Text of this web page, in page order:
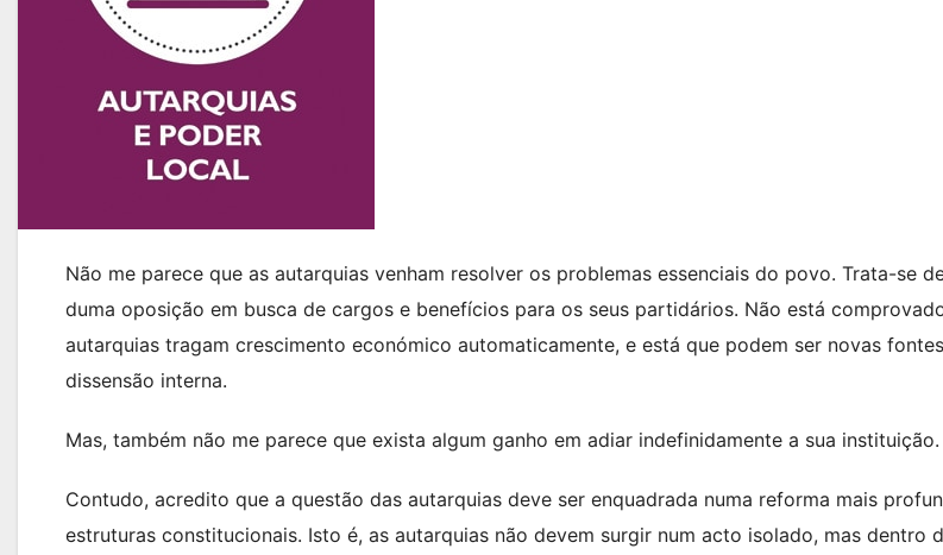
Não me parece que as autarquias venham resolver os problemas essenciais do povo. Trata-se
duma oposição em busca de cargos e benefícios para os seus partidários. Não está
autarquias tragam crescimento económico automaticamente, e está que podem ser novas
dissensão interna.
Mas, também não me parece que exista algum ganho em adiar indefinidamente a sua instituição.
Contudo, acredito que a questão das autarquias deve ser enquadrada numa reforma mais
estruturas constitucionais. Isto é, as autarquias não devem surgir num acto isolado, mas dentro